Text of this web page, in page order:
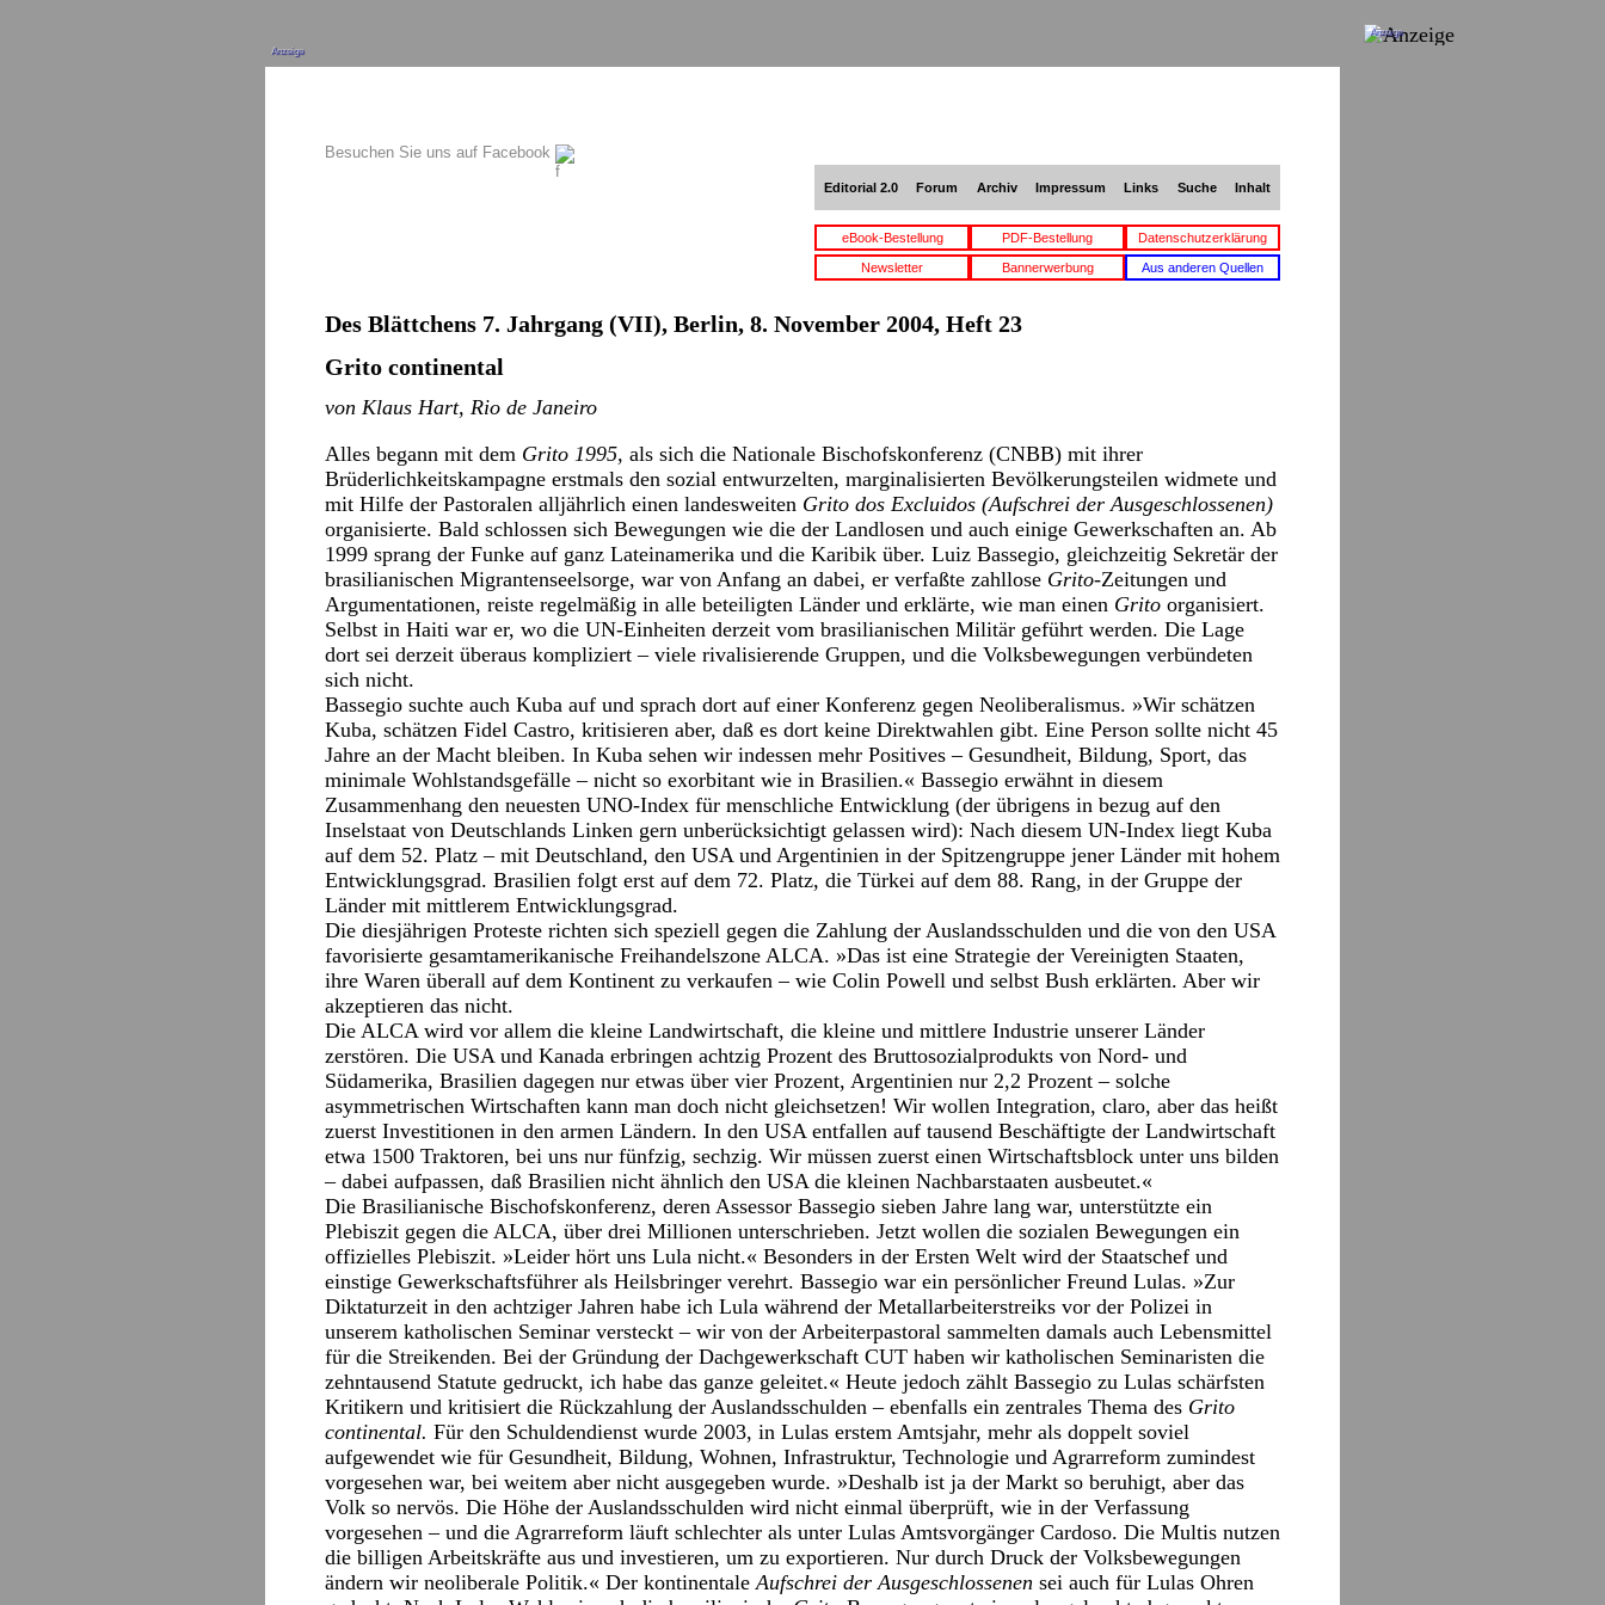
Anzeige
Besuchen Sie uns auf Facebook
Editorial 2.0 Forum Archiv Impressum Links Suche Inhalt
eBook-Bestellung PDF-Bestellung Datenschutzerklärung
Newsletter Bannerwerbung Aus anderen Quellen
Des Blättchens 7. Jahrgang (VII), Berlin, 8. November 2004, Heft 23
Grito continental
von Klaus Hart, Rio de Janeiro
Alles begann mit dem Grito 1995, als sich die Nationale Bischofskonferenz (CNBB) mit ihrer
Brüderlichkeitskampagne erstmals den sozial entwurzelten, marginalisierten Bevölkerungsteilen widmete und
mit Hilfe der Pastoralen alljährlich einen landesweiten Grito dos Excluidos (Aufschrei der Ausgeschlossenen)
organisierte. Bald schlossen sich Bewegungen wie die der Landlosen und auch einige Gewerkschaften an. Ab
1999 sprang der Funke auf ganz Lateinamerika und die Karibik über. Luiz Bassegio, gleichzeitig Sekretär der
brasilianischen Migrantenseelsorge, war von Anfang an dabei, er verfaßte zahllose Grito-Zeitungen und
Argumentationen, reiste regelmäßig in alle beteiligten Länder und erklärte, wie man einen Grito organisiert.
Selbst in Haiti war er, wo die UN-Einheiten derzeit vom brasilianischen Militär geführt werden. Die Lage
dort sei derzeit überaus kompliziert – viele rivalisierende Gruppen, und die Volksbewegungen verbündeten
sich nicht.
Bassegio suchte auch Kuba auf und sprach dort auf einer Konferenz gegen Neoliberalismus. »Wir schätzen
Kuba, schätzen Fidel Castro, kritisieren aber, daß es dort keine Direktwahlen gibt. Eine Person sollte nicht 45
Jahre an der Macht bleiben. In Kuba sehen wir indessen mehr Positives – Gesundheit, Bildung, Sport, das
minimale Wohlstandsgefälle – nicht so exorbitant wie in Brasilien.« Bassegio erwähnt in diesem
Zusammenhang den neuesten UNO-Index für menschliche Entwicklung (der übrigens in bezug auf den
Inselstaat von Deutschlands Linken gern unberücksichtigt gelassen wird): Nach diesem UN-Index liegt Kuba
auf dem 52. Platz – mit Deutschland, den USA und Argentinien in der Spitzengruppe jener Länder mit hohem
Entwicklungsgrad. Brasilien folgt erst auf dem 72. Platz, die Türkei auf dem 88. Rang, in der Gruppe der
Länder mit mittlerem Entwicklungsgrad.
Die diesjährigen Proteste richten sich speziell gegen die Zahlung der Auslandsschulden und die von den USA
favorisierte gesamtamerikanische Freihandelszone ALCA. »Das ist eine Strategie der Vereinigten Staaten,
ihre Waren überall auf dem Kontinent zu verkaufen – wie Colin Powell und selbst Bush erklärten. Aber wir
akzeptieren das nicht.
Die ALCA wird vor allem die kleine Landwirtschaft, die kleine und mittlere Industrie unserer Länder
zerstören. Die USA und Kanada erbringen achtzig Prozent des Bruttosozialprodukts von Nord- und
Südamerika, Brasilien dagegen nur etwas über vier Prozent, Argentinien nur 2,2 Prozent – solche
asymmetrischen Wirtschaften kann man doch nicht gleichsetzen! Wir wollen Integration, claro, aber das heißt
zuerst Investitionen in den armen Ländern. In den USA entfallen auf tausend Beschäftigte der Landwirtschaft
etwa 1500 Traktoren, bei uns nur fünfzig, sechzig. Wir müssen zuerst einen Wirtschaftsblock unter uns bilden
– dabei aufpassen, daß Brasilien nicht ähnlich den USA die kleinen Nachbarstaaten ausbeutet.«
Die Brasilianische Bischofskonferenz, deren Assessor Bassegio sieben Jahre lang war, unterstützte ein
Plebiszit gegen die ALCA, über drei Millionen unterschrieben. Jetzt wollen die sozialen Bewegungen ein
offizielles Plebiszit. »Leider hört uns Lula nicht.« Besonders in der Ersten Welt wird der Staatschef und
einstige Gewerkschaftsführer als Heilsbringer verehrt. Bassegio war ein persönlicher Freund Lulas. »Zur
Diktaturzeit in den achtziger Jahren habe ich Lula während der Metallarbeiterstreiks vor der Polizei in
unserem katholischen Seminar versteckt – wir von der Arbeiterpastoral sammelten damals auch Lebensmittel
für die Streikenden. Bei der Gründung der Dachgewerkschaft CUT haben wir katholischen Seminaristen die
zehntausend Statute gedruckt, ich habe das ganze geleitet.« Heute jedoch zählt Bassegio zu Lulas schärfsten
Kritikern und kritisiert die Rückzahlung der Auslandsschulden – ebenfalls ein zentrales Thema des Grito
continental. Für den Schuldendienst wurde 2003, in Lulas erstem Amtsjahr, mehr als doppelt soviel
aufgewendet wie für Gesundheit, Bildung, Wohnen, Infrastruktur, Technologie und Agrarreform zumindest
vorgesehen war, bei weitem aber nicht ausgegeben wurde. »Deshalb ist ja der Markt so beruhigt, aber das
Volk so nervös. Die Höhe der Auslandsschulden wird nicht einmal überprüft, wie in der Verfassung
vorgesehen – und die Agrarreform läuft schlechter als unter Lulas Amtsvorgänger Cardoso. Die Multis nutzen
die billigen Arbeitskräfte aus und investieren, um zu exportieren. Nur durch Druck der Volksbewegungen
ändern wir neoliberale Politik.« Der kontinentaleAufschrei der Ausgeschlossenen sei auch für Lulas Ohren
Anzeige